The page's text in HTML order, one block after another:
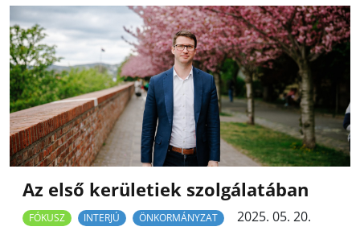
Az első kerületiek szolgálatában
FÓKUSZ INTERJÚ ÖNKORMÁNYZAT
2025. 05. 20.